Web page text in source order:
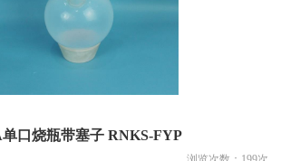
口烧瓶带塞子 RNKS-FYP